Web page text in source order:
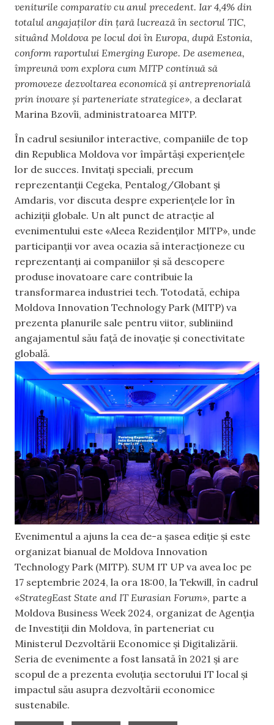
veniturile comparativ cu anul precedent. Iar 4,4% din
totalul angajaților din țară lucrează în sectorul TIC,
situând Moldova pe locul doi în Europa, după Estonia,
conform raportului Emerging Europe. De asemenea,
împreună vom explora cum MITP continuă să
promoveze dezvoltarea economică și antreprenorială
prin inovare și parteneriate strategice», a declarat
Marina Bzovîi, administratoarea MITP.
În cadrul sesiunilor interactive, companiile de top
din Republica Moldova vor împărtăși experiențele
lor de succes. Invitați speciali, precum
reprezentanții Cegeka, Pentalog/Globant și
Amdaris, vor discuta despre experiențele lor în
achiziții globale. Un alt punct de atracție al
evenimentului este «Aleea Rezidenților MITP», unde
participanții vor avea ocazia să interacționeze cu
reprezentanți ai companiilor și să descopere
produse inovatoare care contribuie la
transformarea industriei tech. Totodată, echipa
Moldova Innovation Technology Park (MITP) va
prezenta planurile sale pentru viitor, subliniind
angajamentul său față de inovație și conectivitate
globală.
Evenimentul a ajuns la cea de-a şasea ediţie şi este
organizat bianual de Moldova Innovation
Technology Park (MITP). SUM IT UP va avea loc pe
17 septembrie 2024, la ora 18:00, la Tekwill, în cadrul
«StrategEast State and IT Eurasian Forum», parte a
Moldova Business Week 2024, organizat de Agenția
de Investiții din Moldova, în parteneriat cu
Ministerul Dezvoltării Economice și Digitalizării.
Seria de evenimente a fost lansată în 2021 şi are
scopul de a prezenta evoluția sectorului IT local și
impactul său asupra dezvoltării economice
sustenabile.